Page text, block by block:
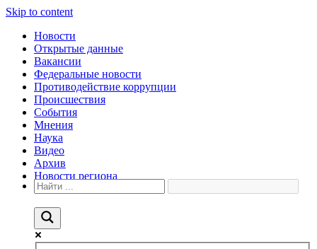
Skip to content
Новости
Открытые данные
Вакансии
Федеральные новости
Противодействие коррупции
Происшествия
События
Мнения
Наука
Видео
Архив
Новости региона